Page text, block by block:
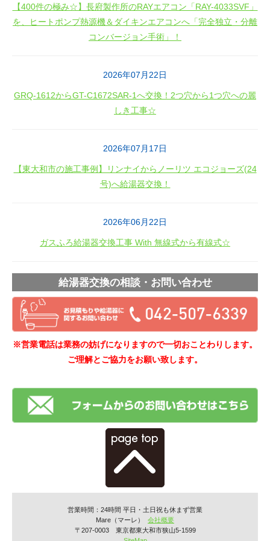
【400件の極み☆】長府製作所のRAYエアコン「RAY-4033SVF」
を、ヒートポンプ熱源機＆ダイキンエアコンへ「完全独立・分離
コンバージョン手術」！
2026年07月22日
GRQ-1612からGT-C1672SAR-1へ交換！2つ穴から1つ穴への麗
しき工事☆
2026年07月17日
【東大和市の施工事例】リンナイからノーリツ エコジョーズ(24
号)へ給湯器交換！
2026年06月22日
ガスふろ給湯器交換工事 With 無線式から有線式☆
給湯器交換の相談・お問い合わせ
※営業電話は業務の妨げになりますので一切おことわりします。
ご理解とご協力をお願い致します。
営業時間：24時間 平日・土日祝も休まず営業
Mare（マーレ） 会社概要
〒207-0003 東京都東大和市狭山5-1599